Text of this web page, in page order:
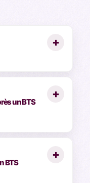
+
un BTS
+
BTS
+